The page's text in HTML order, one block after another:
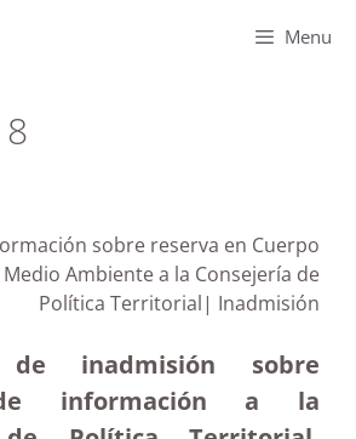
Menu
sobre reserva en Cuerpo
Ambiente a la Consejería de
Política Territorial| Inadmisión
de inadmisión sobre
información a la